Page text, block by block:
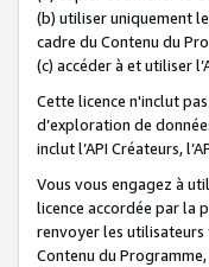
(b) utiliser uniquement
cadre du Contenu du
(c) accéder à et utiliser
Cette licence n'inclut
d’exploration de
inclut l’API Créateurs,
Vous vous engagez à
licence accordée par la
renvoyer les utilisateurs
Contenu du